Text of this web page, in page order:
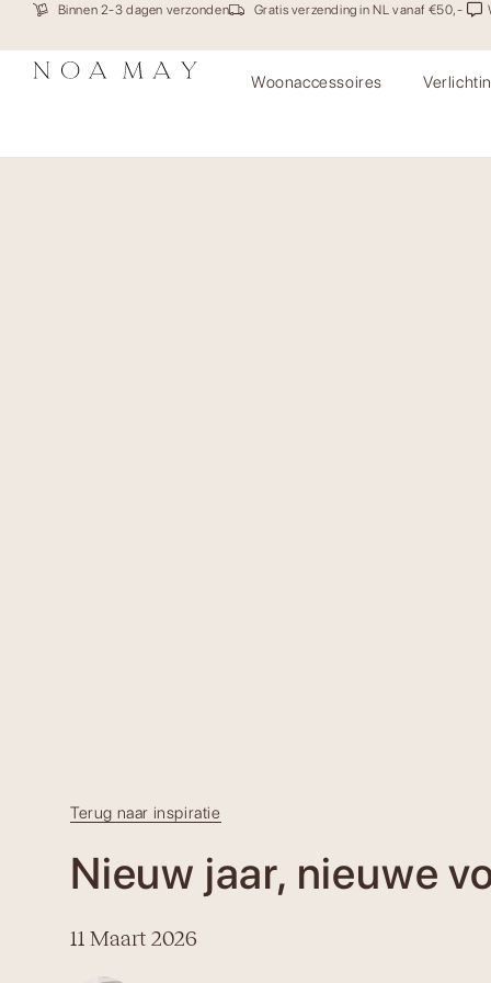
Binnen 2-3 dagen verzonden Gratis verzending in NL vanaf €50,-
Woonaccessoires
Terug naar inspiratie
Nieuw jaar, nieuwe
11 Maart 2026